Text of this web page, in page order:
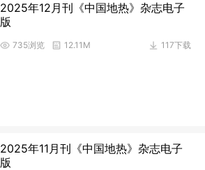
2025年12月刊《中国地热》杂志电子
版
117下载
735浏览 12.11M
2025年11月刊《中国地热》杂志电子
版